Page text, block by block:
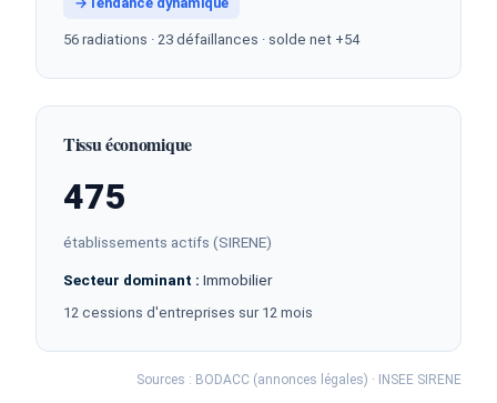
56 radiations · 23 défaillances · solde net +54
Tissu économique
475
établissements actifs (SIRENE)
Secteur dominant : Immobilier
12 cessions d'entreprises sur 12 mois
Sources : BODACC (annonces légales) · INSEE SIRENE